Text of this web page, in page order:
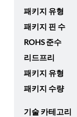
패키지 유형
패키지 핀 수
ROHS 준수
리드프리
패키지 유형
패키지 수량
기술 카테고리